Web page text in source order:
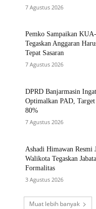
7 Agustus 2026
Pemko Sampaikan
Tegaskan Anggaran
Tepat Sasaran
7 Agustus 2026
DPRD Banjarmasin
Optimalkan PAD,
80%
7 Agustus 2026
Ashadi Himawan Resmi
Walikota Tegaskan
Formalitas
3 Agustus 2026
Muat lebih banyak